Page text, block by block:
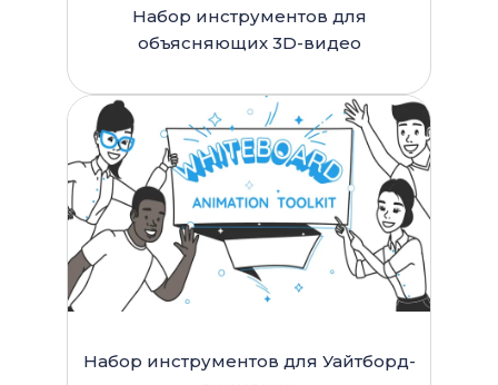
Набор инструментов для
объясняющих 3D-видео
Набор инструментов для Уайтборд-